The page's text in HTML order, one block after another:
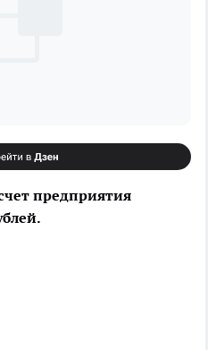
предприятия